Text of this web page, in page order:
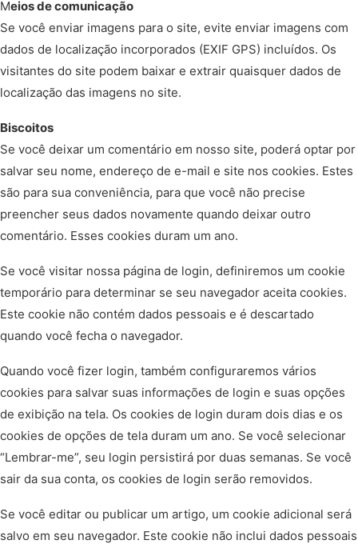
Meios de comunicação
Se você enviar imagens para o site, evite enviar imagens com
dados de localização incorporados (EXIF GPS) incluídos. Os
visitantes do site podem baixar e extrair quaisquer dados de
localização das imagens no site.
Biscoitos
Se você deixar um comentário em nosso site, poderá optar por
salvar seu nome, endereço de e-mail e site nos cookies. Estes
são para sua conveniência, para que você não precise
preencher seus dados novamente quando deixar outro
comentário. Esses cookies duram um ano.
Se você visitar nossa página de login, definiremos um cookie
temporário para determinar se seu navegador aceita cookies.
Este cookie não contém dados pessoais e é descartado
quando você fecha o navegador.
Quando você fizer login, também configuraremos vários
cookies para salvar suas informações de login e suas opções
de exibição na tela. Os cookies de login duram dois dias e os
cookies de opções de tela duram um ano. Se você selecionar
“Lembrar-me”, seu login persistirá por duas semanas. Se você
sair da sua conta, os cookies de login serão removidos.
Se você editar ou publicar um artigo, um cookie adicional será
salvo em seu navegador. Este cookie não inclui dados pessoais